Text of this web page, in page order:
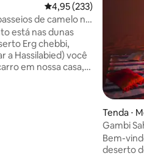
4,95 de uma avaliação
4,95 (233)
de camelo no
está nas dunas
Erg chebbi,
a Hassilabied) você
em nossa casa,
Tenda ⋅
Gambi
Bem-
deserto